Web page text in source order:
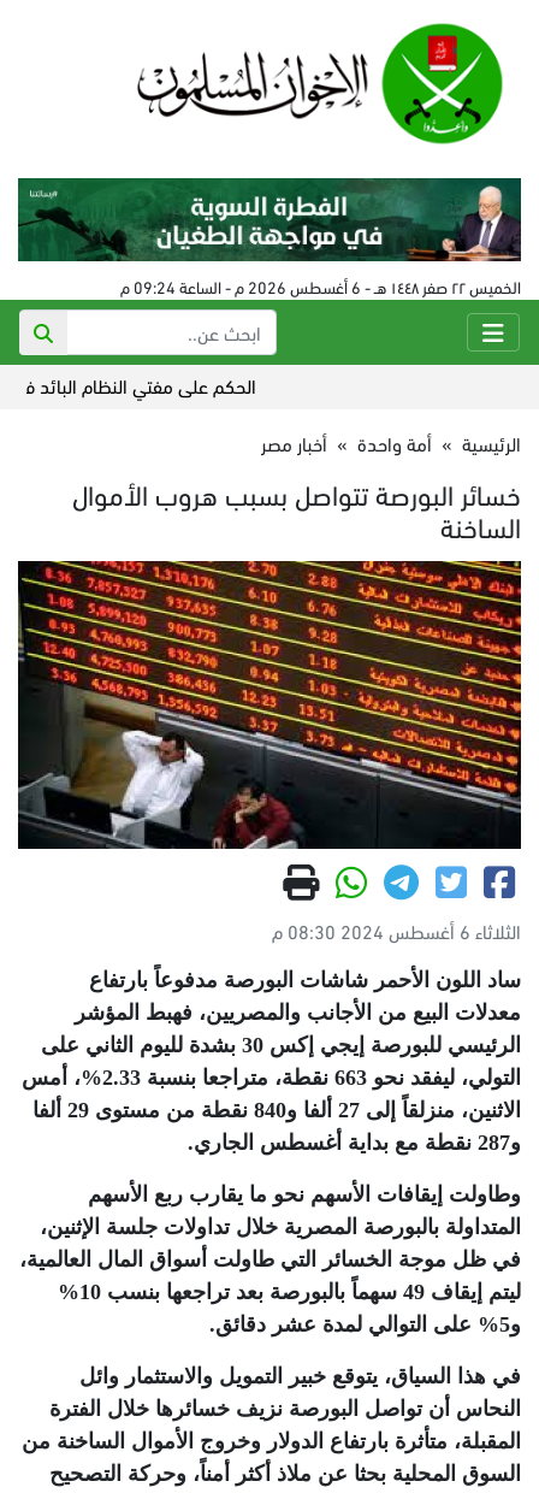
الخميس ٢٢ صفر ١٤٤٨ هـ - 6 أغسطس 2026 م - الساعة 09:24 م
الحكم على مفتي النظام البائد في سورية 24
الرئيسية » أمة واحدة » أخبار مصر
خسائر البورصة تتواصل بسبب هروب الأموال
الساخنة
الثلاثاء 6 أغسطس 2024 08:30 م
ساد اللون الأحمر شاشات البورصة مدفوعاً بارتفاع
معدلات البيع من الأجانب والمصريين، فهبط المؤشر
الرئيسي للبورصة إيجي إكس 30 بشدة لليوم الثاني على
التولي، ليفقد نحو 663 نقطة، متراجعا بنسبة 2.33%، أمس
الاثنين، منزلقاً إلى 27 ألفا و840 نقطة من مستوى 29 ألفا
و287 نقطة مع بداية أغسطس الجاري
.
وطاولت إيقافات الأسهم نحو ما يقارب ربع الأسهم
المتداولة بالبورصة المصرية خلال تداولات جلسة الإثنين،
في ظل موجة الخسائر التي طاولت أسواق المال العالمية،
ليتم إيقاف 49 سهماً بالبورصة بعد تراجعها بنسب 10%
و5% على التوالي لمدة عشر دقائق
.
في هذا السياق، يتوقع خبير التمويل والاستثمار وائل
النحاس أن تواصل البورصة نزيف خسائرها خلال الفترة
المقبلة، متأثرة بارتفاع الدولار وخروج الأموال الساخنة من
السوق المحلية بحثا عن ملاذ أكثر أمناً، وحركة التصحيح